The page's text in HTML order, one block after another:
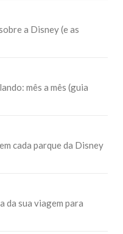
a Disney (e as
mês a mês (guia
cada parque da Disney
da sua viagem para